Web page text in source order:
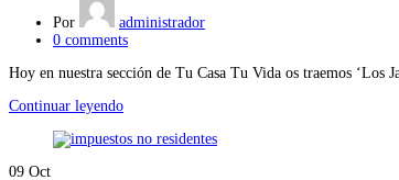
Por
administrador
0 comments
Hoy en nuestra sección de Tu Casa Tu Vida os traemos ‘Los
Continuar leyendo
09 Oct